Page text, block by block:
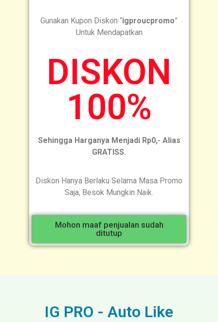
Gunakan Kupon Diskon “igproucpromo”
Untuk Mendapatkan
DISKON
100%
Sehingga Harganya Menjadi Rp0,- Alias
GRATISS.
Diskon Hanya Berlaku Selama Masa Promo
Saja, Besok Mungkin Naik.
Mohon maaf penjualan sudah
ditutup
IG PRO - Auto Like